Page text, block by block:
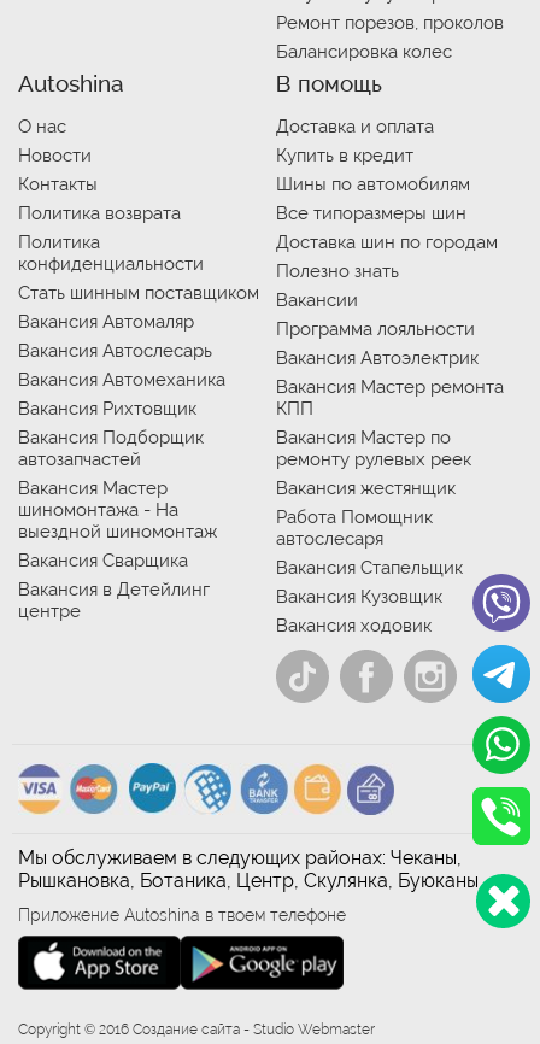
Ремонт порезов, проколов
Балансировка колес
Autoshina
О нас
Новости
Контакты
Политика возврата
Политика
конфиденциальности
Стать шинным поставщиком
Вакансия Автомаляр
Вакансия Автослесарь
Вакансия Автомеханика
Вакансия Рихтовщик
Вакансия Подборщик
автозапчастей
Вакансия Мастер
шиномонтажа - На
выездной шиномонтаж
Вакансия Сварщика
Вакансия в Детейлинг
центре
В помощь
Доставка и оплата
Купить в кредит
Шины по автомобилям
Все типоразмеры шин
Доставка шин по городам
Полезно знать
Вакансии
Программа лояльности
Вакансия Автоэлектрик
Вакансия Мастер ремонта
КПП
Вакансия Мастер по
ремонту рулевых реек
Вакансия жестянщик
Работа Помощник
автослесаря
Вакансия Стапельщик
Вакансия Кузовщик
Вакансия ходовик
Мы обслуживаем в следующих районах: Чеканы,
Рышкановка, Ботаника, Центр, Скулянка, Буюканы
Приложение Autoshina в твоем телефоне
Copyright © 2016 Создание сайта - Studio Webmaster